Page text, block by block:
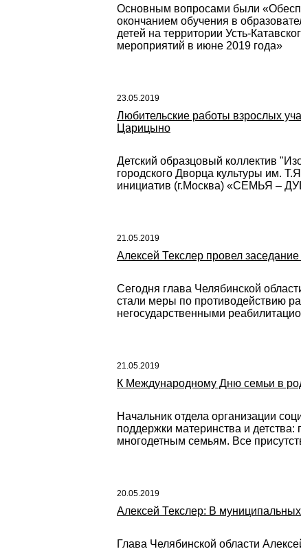
Основным вопросами были
окончанием обучения в
детей на территории Усть-
мероприятий в июне 2019 года»
23.05.2019
Любительские работы взрослых
Царицыно
Детский образцовый коллектив
городского Дворца культуры им.
инициатив (г.Москва) «СЕМЬЯ –
21.05.2019
Алексей Текслер провел
Сегодня глава Челябинской
стали меры по противодействию
негосударственными
21.05.2019
К Международному Дню семьи в
Начальник отдела организации
поддержки материнства и
многодетным семьям. Все
20.05.2019
Алексей Текслер: В
Глава Челябинской области